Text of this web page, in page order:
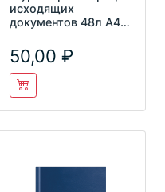
исходящих
документов 48л А4
50,00